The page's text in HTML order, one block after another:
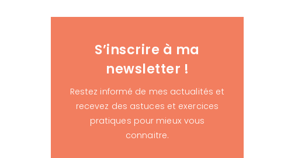
S’inscrire à ma
newsletter !
Restez informé de mes actualités et
recevez des astuces et exercices
pratiques pour mieux vous
connaitre.